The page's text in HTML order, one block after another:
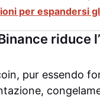
per espandersi
riduce
pur essendo